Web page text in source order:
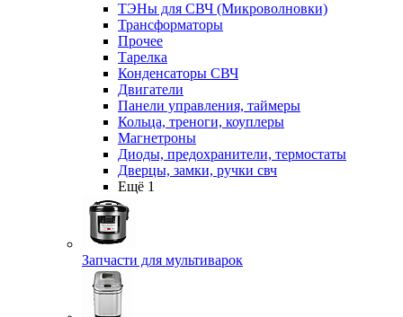
ТЭНы для СВЧ (Микроволновки)
Трансформаторы
Прочее
Тарелка
Конденсаторы СВЧ
Двигатели
Панели управления, таймеры
Кольца, треноги, коуплеры
Магнетроны
Диоды, предохранители, термостаты
Дверцы, замки, ручки свч
Ещё 1
Запчасти для мультиварок